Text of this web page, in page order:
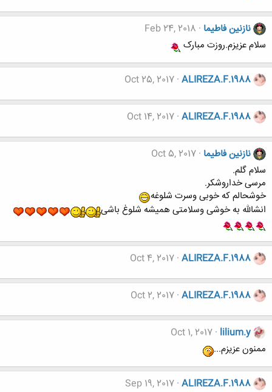
نازنین فاطیما Feb 24, 2018
سلام عزیزم.روزت مبارک
ALIREZA.F.1988
Oct 25, 2017
ALIREZA.F.1988
Oct 14, 2017
نازنین فاطیما Oct 5, 2017
سلام گلم.
مرسی خداروشکر.
خوشحالم که خوبی وسرت شلوغه
انشالله به خوشی وسلامتی همیشه شلوغ باشی
ALIREZA.F.1988
Oct 4, 2017
ALIREZA.F.1988
Oct 2, 2017
lilium.y
Oct 1, 2017
ممنون عزیزم...
ALIREZA.F.1988
Sep 19, 2017